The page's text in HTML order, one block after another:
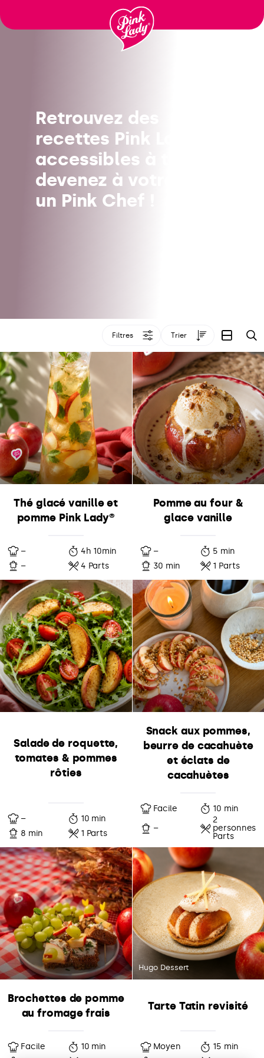
au
Retrouvez des
recettes Pink Lady®
accessibles à tous, et
devenez à votre tour
un Pink Chef !
Filtres Trier
Thé glacé vanille et
pomme Pink Lady®
–
4h 10min
–
4 Parts
Pomme au four &
glace vanille
–
5 min
30 min
1 Parts
Salade de roquette,
tomates & pommes
rôties
–
10 min
8 min
1 Parts
Snack aux pommes,
beurre de cacahuète
et éclats de
cacahuètes
Facile
10 min
–
2
personnes
Parts
Brochettes de pomme
au fromage frais
Facile
10 min
Tarte Tatin revisité
Hugo Dessert
Moyen
15 min